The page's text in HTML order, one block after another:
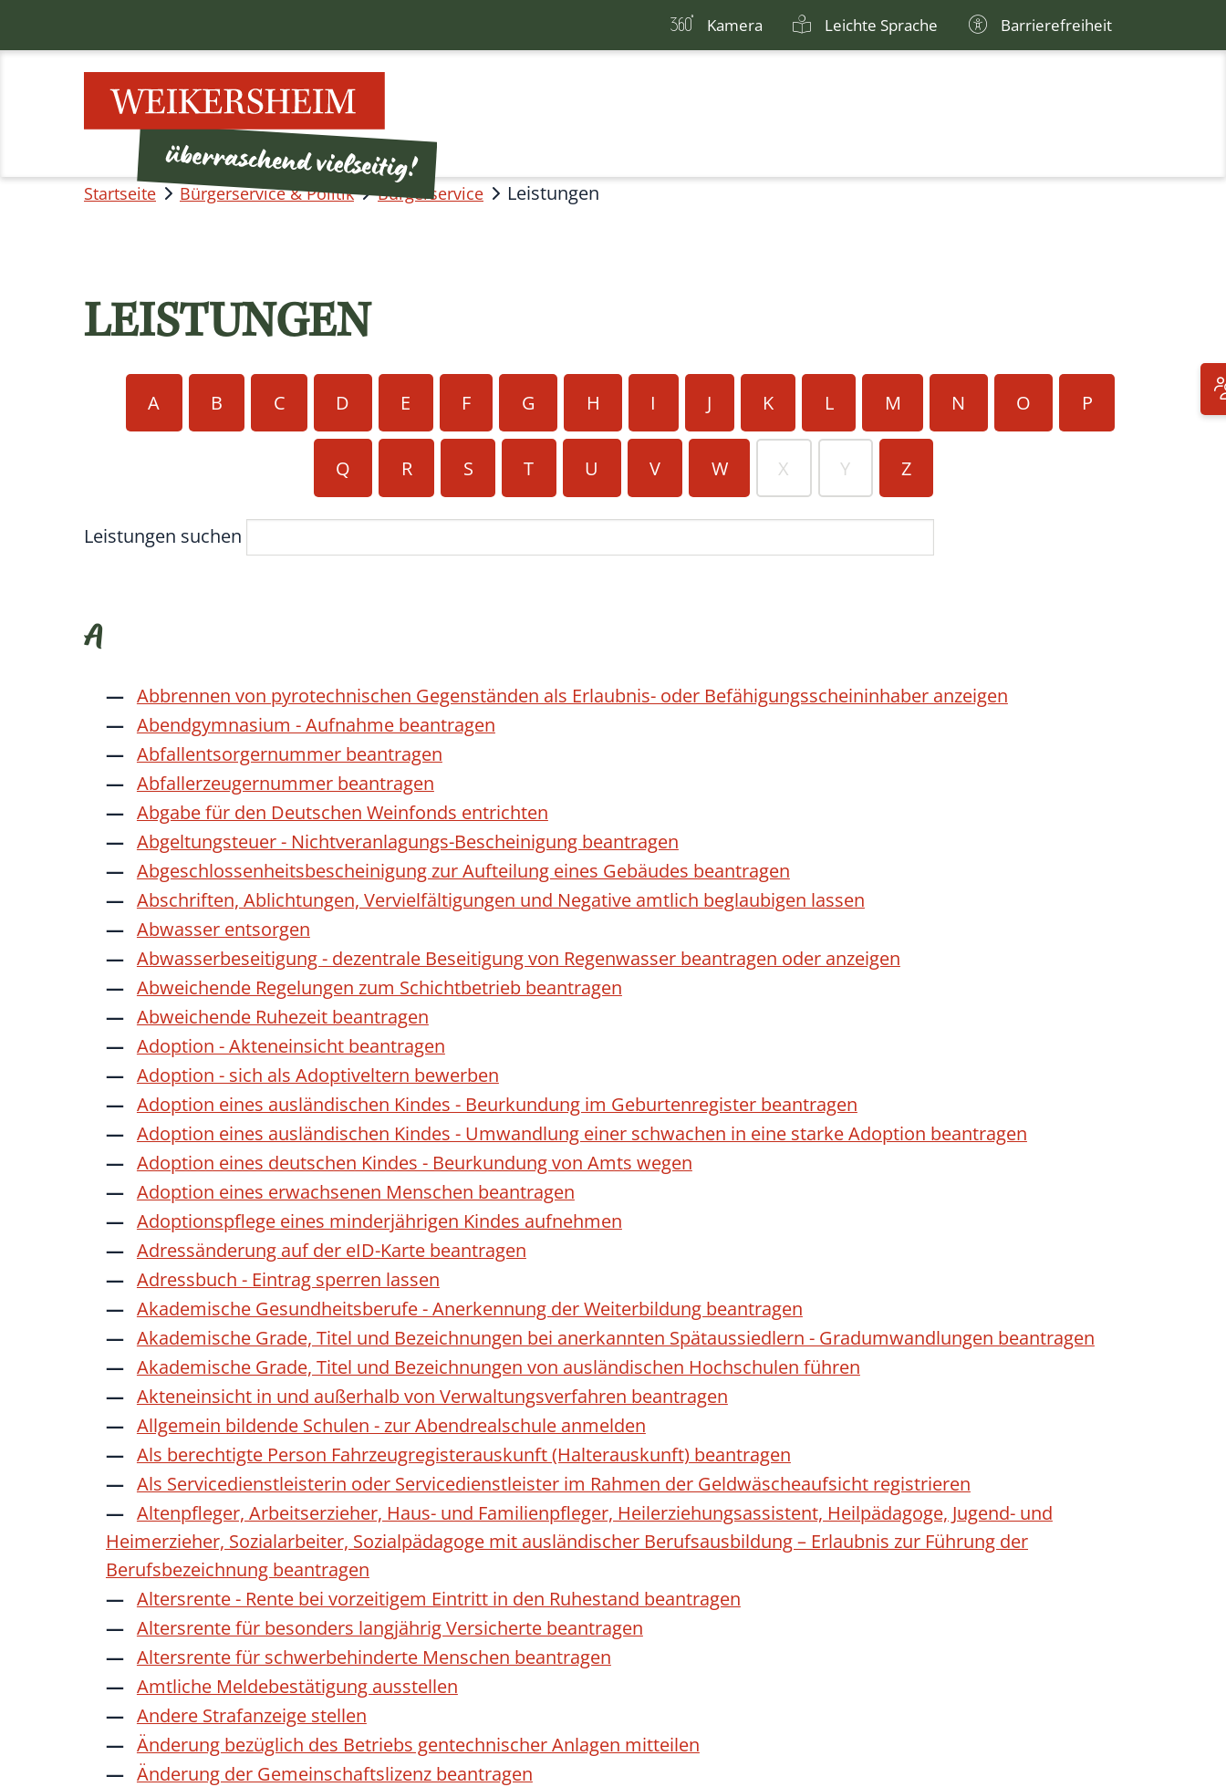
Kamera Leichte Sprache Barrierefreiheit
Startseite Bürgerservice & Politik Bürgerservice Leistungen
LEISTUNGEN
A B C D E F G H I J K L M N O P
Q R S T U V W X Y Z
Leistungen suchen
A
Abbrennen von pyrotechnischen Gegenständen als Erlaubnis- oder Befähigungsscheininhaber anzeigen
Abendgymnasium - Aufnahme beantragen
Abfallentsorgernummer beantragen
Abfallerzeugernummer beantragen
Abgabe für den Deutschen Weinfonds entrichten
Abgeltungsteuer - Nichtveranlagungs-Bescheinigung beantragen
Abgeschlossenheitsbescheinigung zur Aufteilung eines Gebäudes beantragen
Abschriften, Ablichtungen, Vervielfältigungen und Negative amtlich beglaubigen lassen
Abwasser entsorgen
Abwasserbeseitigung - dezentrale Beseitigung von Regenwasser beantragen oder anzeigen
Abweichende Regelungen zum Schichtbetrieb beantragen
Abweichende Ruhezeit beantragen
Adoption - Akteneinsicht beantragen
Adoption - sich als Adoptiveltern bewerben
Adoption eines ausländischen Kindes - Beurkundung im Geburtenregister beantragen
Adoption eines ausländischen Kindes - Umwandlung einer schwachen in eine starke Adoption beantragen
Adoption eines deutschen Kindes - Beurkundung von Amts wegen
Adoption eines erwachsenen Menschen beantragen
Adoptionspflege eines minderjährigen Kindes aufnehmen
Adressänderung auf der eID-Karte beantragen
Adressbuch - Eintrag sperren lassen
Akademische Gesundheitsberufe - Anerkennung der Weiterbildung beantragen
Akademische Grade, Titel und Bezeichnungen bei anerkannten Spätaussiedlern - Gradumwandlungen beantragen
Akademische Grade, Titel und Bezeichnungen von ausländischen Hochschulen führen
Akteneinsicht in und außerhalb von Verwaltungsverfahren beantragen
Allgemein bildende Schulen - zur Abendrealschule anmelden
Als berechtigte Person Fahrzeugregisterauskunft (Halterauskunft) beantragen
Als Servicedienstleisterin oder Servicedienstleister im Rahmen der Geldwäscheaufsicht registrieren
Altenpfleger, Arbeitserzieher, Haus- und Familienpfleger, Heilerziehungsassistent, Heilpädagoge, Jugend- und
Heimerzieher, Sozialarbeiter, Sozialpädagoge mit ausländischer Berufsausbildung – Erlaubnis zur Führung der
Berufsbezeichnung beantragen
Altersrente - Rente bei vorzeitigem Eintritt in den Ruhestand beantragen
Altersrente für besonders langjährig Versicherte beantragen
Altersrente für schwerbehinderte Menschen beantragen
Amtliche Meldebestätigung ausstellen
Andere Strafanzeige stellen
Änderung bezüglich des Betriebs gentechnischer Anlagen mitteilen
Änderung der Gemeinschaftslizenz beantragen